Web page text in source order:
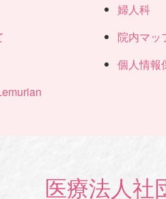
婦人科
院内マッ
個人情報
医療法人